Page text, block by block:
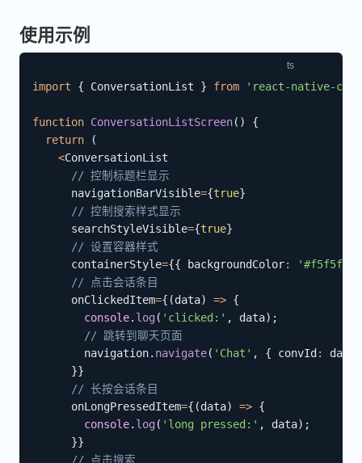
使用示例
import { ConversationList } from 'react-native-
function ConversationListScreen( )
{
return
(
<ConversationList
// 控制标题栏显示
      navigationBarVisible
={true}
// 控制搜索样式显示
      searchStyleVisible
={true}
// 设置容器样式
      containerStyle
={{ backgroundColor:
'#f5f5f5'
// 点击会话条目
      onClickedItem
={ (data) => {
console. log( 'clicked:' , data) ;
// 跳转到聊天页面
        navigation
. navigate( 'Chat' , { convId : data
}}
// 长按会话条目
      onLongPressedItem
={ (data) => {
console. log( 'long pressed:' , data) ;
}}
// 点击搜索